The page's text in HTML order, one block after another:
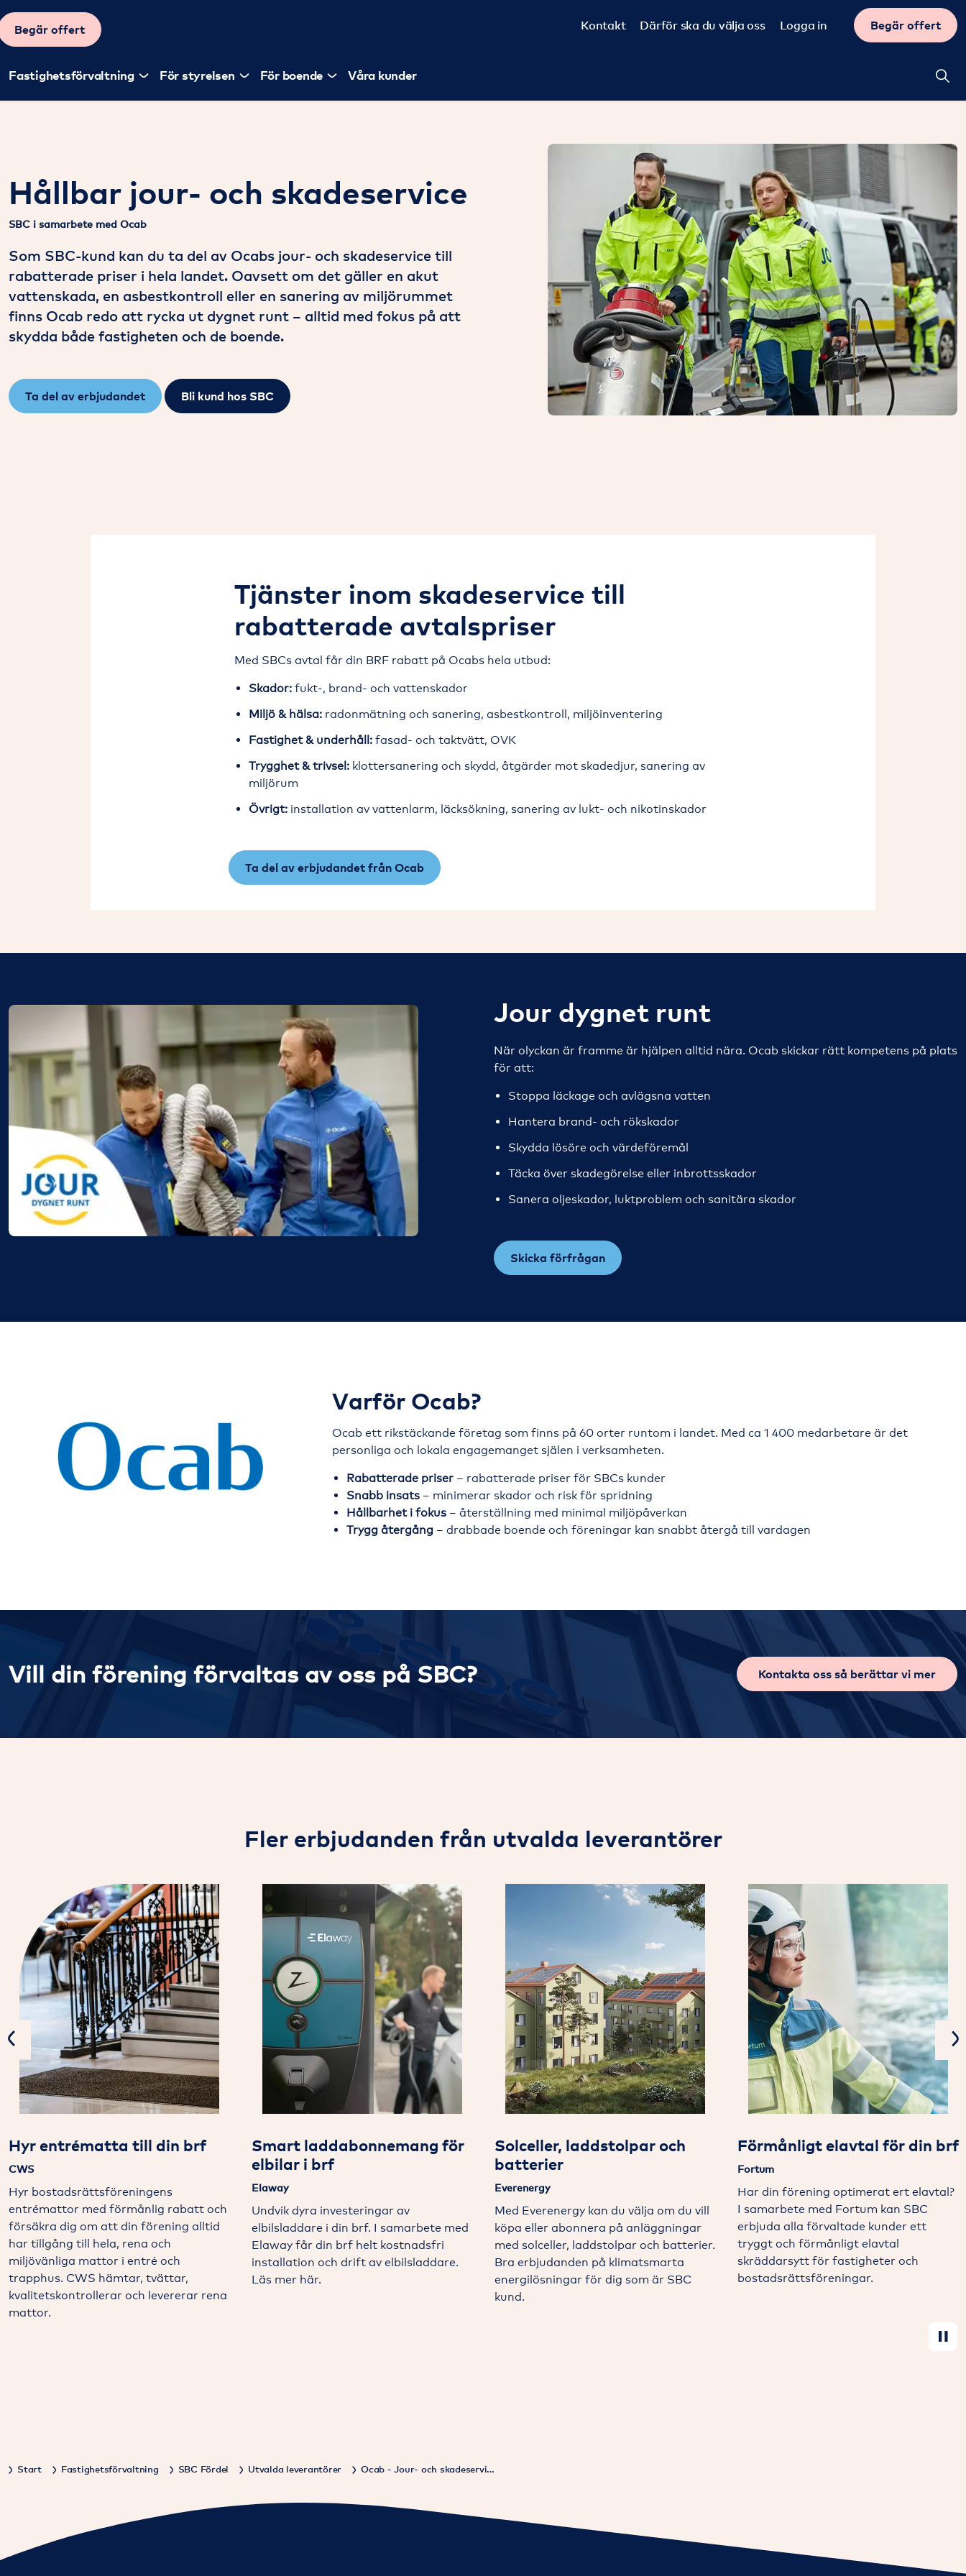
Fastighetsförvaltning För styrelsen För boende Våra kunder
Kontakt Därför ska du välja oss Logga in Begär offert
Begär offert
Hållbar jour- och skadeservice
SBC i samarbete med Ocab
Som SBC-kund kan du ta del av Ocabs jour- och skadeservice till
rabatterade priser i hela landet. Oavsett om det gäller en akut
vattenskada, en asbestkontroll eller en sanering av miljörummet
finns Ocab redo att rycka ut dygnet runt – alltid med fokus på att
skydda både fastigheten och de boende.
Ta del av erbjudandet Bli kund hos SBC
Tjänster inom skadeservice till
rabatterade avtalspriser
Med SBCs avtal får din BRF rabatt på Ocabs hela utbud:
Skador: fukt-, brand- och vattenskador
Miljö & hälsa: radonmätning och sanering, asbestkontroll, miljöinventering
Fastighet & underhåll: fasad- och taktvätt, OVK
Trygghet & trivsel: klottersanering och skydd, åtgärder mot skadedjur, sanering av
miljörum
Övrigt: installation av vattenlarm, läcksökning, sanering av lukt- och nikotinskador
Ta del av erbjudandet från Ocab
Jour dygnet runt
När olyckan är framme är hjälpen alltid nära. Ocab skickar rätt kompetens på plats
för att:
Stoppa läckage och avlägsna vatten
Hantera brand- och rökskador
Skydda lösöre och värdeföremål
Täcka över skadegörelse eller inbrottsskador
Sanera oljeskador, luktproblem och sanitära skador
Skicka förfrågan
Varför Ocab?
Ocab ett rikstäckande företag som finns på 60 orter runtom i landet. Med ca 1 400 medarbetare är det
personliga och lokala engagemanget själen i verksamheten.
Rabatterade priser – rabatterade priser för SBCs kunder
Snabb insats – minimerar skador och risk för spridning
Hållbarhet i fokus – återställning med minimal miljöpåverkan
Trygg återgång – drabbade boende och föreningar kan snabbt återgå till vardagen
Vill din förening förvaltas av oss på SBC? Kontakta oss så berättar vi mer
Fler erbjudanden från utvalda leverantörer
Previous
Hyr entrématta till din brf
CWS
Hyr bostadsrättsföreningens
entrémattor med förmånlig rabatt och
försäkra dig om att din förening alltid
har tillgång till hela, rena och
miljövänliga mattor i entré och
trapphus. CWS hämtar, tvättar,
kvalitetskontrollerar och levererar rena
mattor.
Smart laddabonnemang för
elbilar i brf
Elaway
Undvik dyra investeringar av
elbilsladdare i din brf. I samarbete med
Elaway får din brf helt kostnadsfri
installation och drift av elbilsladdare.
Läs mer här.
Solceller, laddstolpar och
batterier
Everenergy
Med Everenergy kan du välja om du vill
köpa eller abonnera på anläggningar
med solceller, laddstolpar och batterier.
Bra erbjudanden på klimatsmarta
energilösningar för dig som är SBC
kund.
Förmånligt elavtal för din brf
Fortum
Har din förening optimerat ert elavtal?
I samarbete med Fortum kan SBC
erbjuda alla förvaltade kunder ett
tryggt och förmånligt elavtal
skräddarsytt för fastigheter och
bostadsrättsföreningar.
Start Fastighetsförvaltning SBC Fördel Utvalda leverantörer Ocab - Jour- och skadeservice